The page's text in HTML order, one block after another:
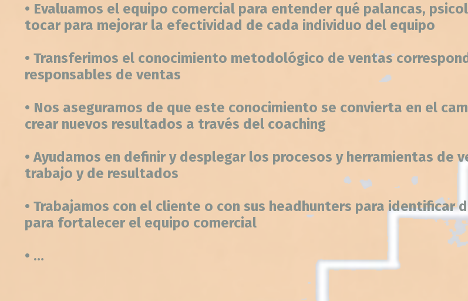
• Evaluamos el equipo comercial para entender qué palancas,
tocar para mejorar la efectividad de cada individuo del equipo
• Transferimos el conocimiento metodológico de ventas
responsables de ventas
• Nos aseguramos de que este conocimiento se convierta en el
crear nuevos resultados a través del coaching
• Ayudamos en definir y desplegar los procesos y herramientas de
trabajo y de resultados
• Trabajamos con el cliente o con sus headhunters para identificar
para fortalecer el equipo comercial
• …